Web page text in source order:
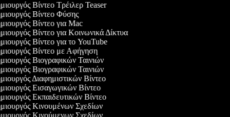
Βίντεο Τρέιλερ Teaser
Βίντεο Φύσης
Βίντεο για Mac
Βίντεο για Κοινωνικά Δίκτυα
Βίντεο για το YouTube
Βίντεο με Αφήγηση
Βιογραφικών Ταινιών
Βιογραφικών Ταινιών
Διαφημιστικών Βίντεο
Εισαγωγικών Βίντεο
Εκπαιδευτικών Βίντεο
Κινουμένων Σχεδίων